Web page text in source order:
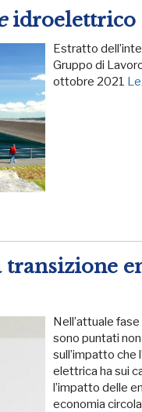
idroelettrico
Estratto
Gruppo di
ottobre 2021
Nell’attuale
sono puntati
sull’impatto che
elettrica ha sui
l’impatto delle
economia